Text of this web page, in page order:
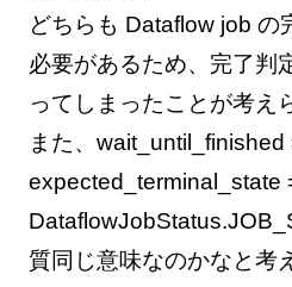
どちらも Dataflow job の
必要があるため、完了判
ってしまったことが考え
また、wait_until_finished
expected_terminal_state
質同じ意味なのかなと考